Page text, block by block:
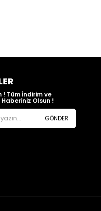
! Tüm İndirim ve
Olsun !
GÖNDER